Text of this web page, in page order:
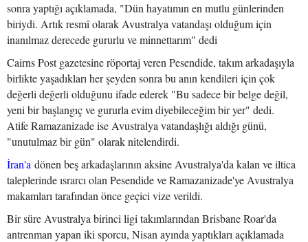
sonra yaptığı açıklamada, "Dün hayatımın en mutlu günlerinden
biriydi. Artık resmî olarak Avustralya vatandaşı olduğum için
inanılmaz derecede gururlu ve minnettarım" dedi
Cairns Post gazetesine röportaj veren Pesendide, takım arkadaşıyla
birlikte yaşadıkları her şeyden sonra bu anın kendileri için çok
değerli değerli olduğunu ifade ederek "Bu sadece bir belge değil,
yeni bir başlangıç ve gururla evim diyebileceğim bir yer" dedi.
Atife Ramazanizade ise Avustralya vatandaşlığı aldığı günü,
"unutulmaz bir gün" olarak nitelendirdi.
İran'a dönen beş arkadaşlarının aksine Avustralya'da kalan ve iltica
taleplerinde ısrarcı olan Pesendide ve Ramazanizade'ye Avustralya
makamları tarafından önce geçici vize verildi.
Bir süre Avustralya birinci ligi takımlarından Brisbane Roar'da
antrenman yapan iki sporcu, Nisan ayında yaptıkları açıklamada